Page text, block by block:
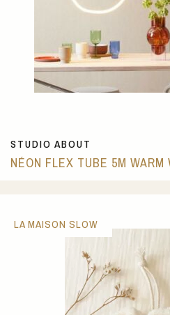
STUDIO ABOUT
NÉON FLEX TUBE 5M WARM
LA MAISON SLOW